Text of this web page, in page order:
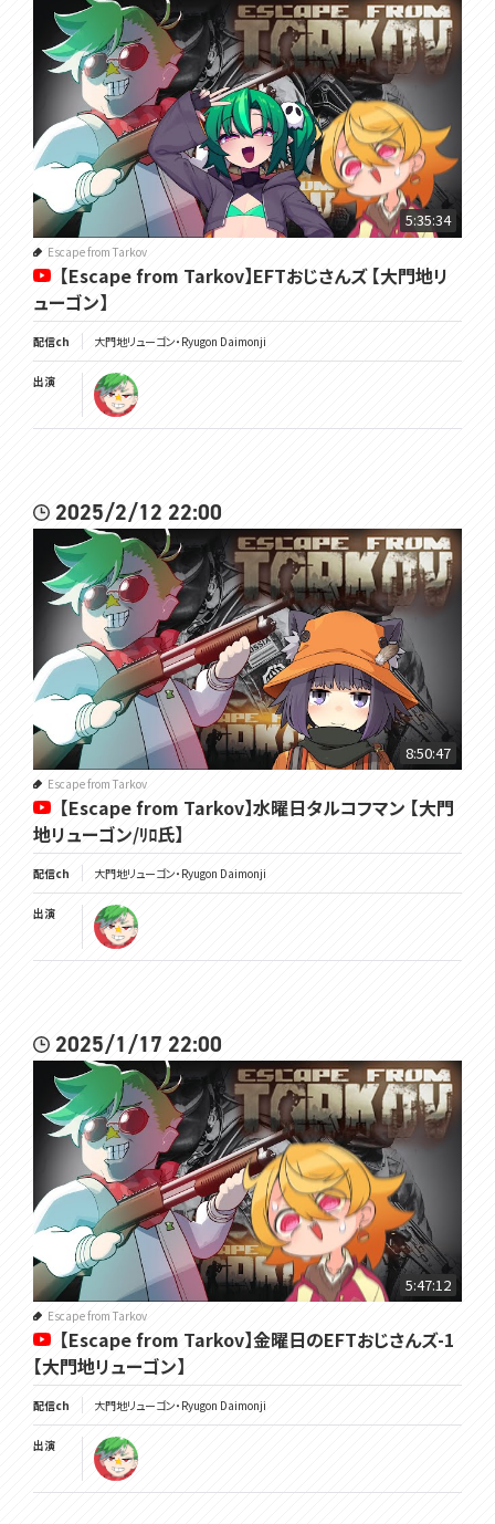
5:35:34
Escape from Tarkov
【Escape from Tarkov】EFTおじさんズ 【大門地リ
ューゴン】
配信ch 大門地リューゴン・Ryugon Daimonji
出演
2025/2/12 22:00
8:50:47
Escape from Tarkov
【Escape from Tarkov】水曜日タルコフマン 【大門
地リューゴン/ﾘﾛ氏】
配信ch 大門地リューゴン・Ryugon Daimonji
出演
2025/1/17 22:00
5:47:12
Escape from Tarkov
【Escape from Tarkov】金曜日のEFTおじさんズ-1
【大門地リューゴン】
配信ch 大門地リューゴン・Ryugon Daimonji
出演